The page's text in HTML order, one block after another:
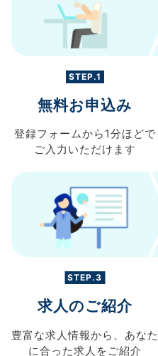
STEP.1
無料お申込み
登録フォームから 1分ほどで
ご入力 いただけます
STEP.3
求人のご紹介
豊富な求人情報から、 あなた
に合った求人を ご紹介